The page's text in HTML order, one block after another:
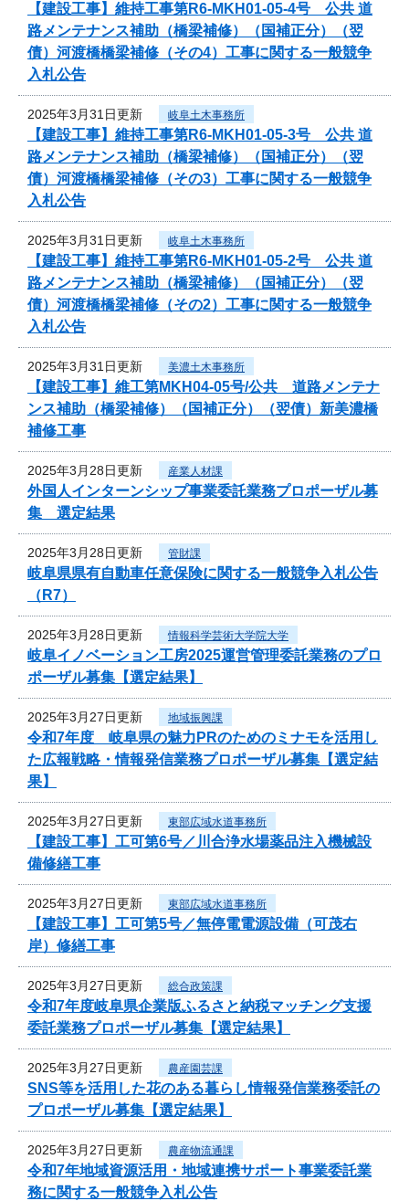
【建設工事】維持工事第R6-MKH01-05-4号 公共 道
路メンテナンス補助（橋梁補修）（国補正分）（翌
債）河渡橋橋梁補修（その4）工事に関する一般競争
入札公告
2025年3月31日更新 岐阜土木事務所
【建設工事】維持工事第R6-MKH01-05-3号 公共 道
路メンテナンス補助（橋梁補修）（国補正分）（翌
債）河渡橋橋梁補修（その3）工事に関する一般競争
入札公告
2025年3月31日更新 岐阜土木事務所
【建設工事】維持工事第R6-MKH01-05-2号 公共 道
路メンテナンス補助（橋梁補修）（国補正分）（翌
債）河渡橋橋梁補修（その2）工事に関する一般競争
入札公告
2025年3月31日更新 美濃土木事務所
【建設工事】維工第MKH04-05号/公共 道路メンテナ
ンス補助（橋梁補修）（国補正分）（翌債）新美濃橋
補修工事
2025年3月28日更新 産業人材課
外国人インターンシップ事業委託業務プロポーザル募
集 選定結果
2025年3月28日更新 管財課
岐阜県県有自動車任意保険に関する一般競争入札公告
（R7）
2025年3月28日更新 情報科学芸術大学院大学
岐阜イノベーション工房2025運営管理委託業務のプロ
ポーザル募集【選定結果】
2025年3月27日更新 地域振興課
令和7年度 岐阜県の魅力PRのためのミナモを活用し
た広報戦略・情報発信業務プロポーザル募集【選定結
果】
2025年3月27日更新 東部広域水道事務所
【建設工事】工可第6号／川合浄水場薬品注入機械設
備修繕工事
2025年3月27日更新 東部広域水道事務所
【建設工事】工可第5号／無停電電源設備（可茂右
岸）修繕工事
2025年3月27日更新 総合政策課
令和7年度岐阜県企業版ふるさと納税マッチング支援
委託業務プロポーザル募集【選定結果】
2025年3月27日更新 農産園芸課
SNS等を活用した花のある暮らし情報発信業務委託の
プロポーザル募集【選定結果】
2025年3月27日更新 農産物流通課
令和7年地域資源活用・地域連携サポート事業委託業
務に関する一般競争入札公告